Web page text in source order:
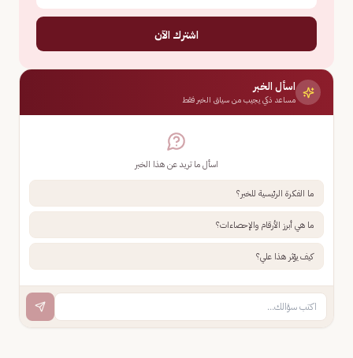
اشترك الآن
اسأل الخبر
مساعد ذكي يجيب من سياق الخبر فقط
اسأل ما تريد عن هذا الخبر
ما الفكرة الرئيسية للخبر؟
ما هي أبرز الأرقام والإحصاءات؟
كيف يؤثر هذا علي؟